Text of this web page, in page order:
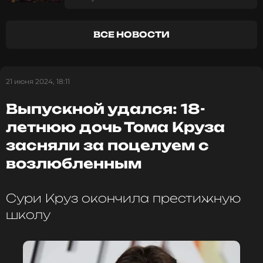
ВСЕ НОВОСТИ
21 июня 2024, 18:11
Выпускной удался: 18-
летнюю дочь Тома Круза
засняли за поцелуем с
возлюбленным
Сури Круз окончила престижную
школу